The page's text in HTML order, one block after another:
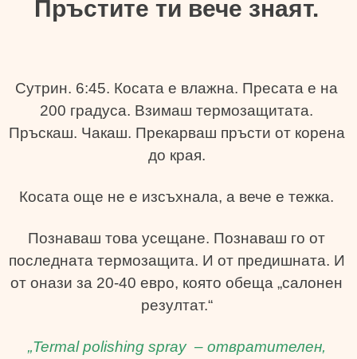
Пръстите ти вече знаят.
Сутрин. 6:45. Косата е влажна. Пресата е на
200 градуса. Взимаш термозащитата.
Пръскаш. Чакаш. Прекарваш пръсти от корена
до края.
Косата още не е изсъхнала, а вече е тежка.
Познаваш това усещане. Познаваш го от
последната термозащита. И от предишната. И
от онази за 20-40 евро, която обеща „салонен
резултат.“
„Termal polishing spray – отвратителен,